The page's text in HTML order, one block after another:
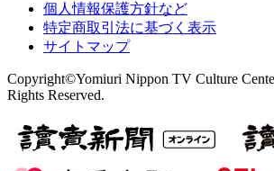
個人情報保護方針など
特定商取引法に基づく表示
サイトマップ
Copyright©Yomiuri Nippon TV Culture
Rights Reserved.